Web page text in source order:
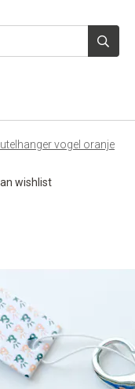
vogel oranje
wishlist